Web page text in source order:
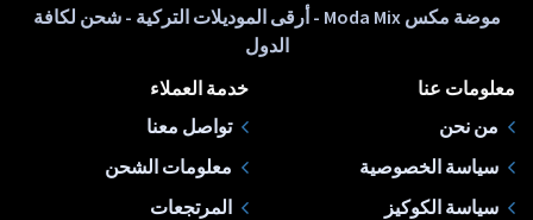
موضة مكس Moda Mix - أرقى الموديلات التركية - شحن لكافة
الدول
معلومات عنا
من نحن
سياسة الخصوصية
سياسة الكوكيز
خدمة العملاء
تواصل معنا
معلومات الشحن
المرتجعات